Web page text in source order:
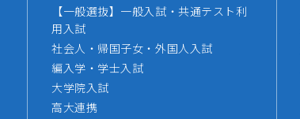
【一般選抜】一般入試・共通テスト利
用入試
社会人・帰国子女・外国人入試
編入学・学士入試
大学院入試
高大連携